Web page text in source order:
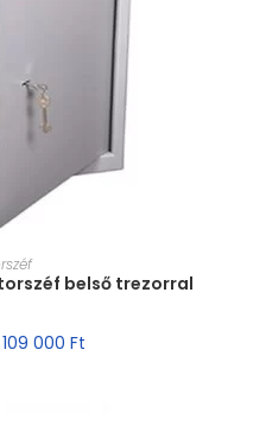
belső trezorral
109 000 Ft